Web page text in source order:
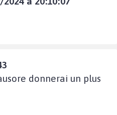
donnerai un plus